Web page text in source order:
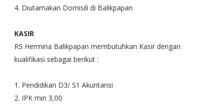
4. Diutamakan Domisili di Balikpapan
KASIR
RS Hermina Balikpapan membutuhkan Kasir dengan
kualifikasi sebagai berikut :
1. Pendidikan D3/ S1 Akuntansi
2. IPK min 3,00